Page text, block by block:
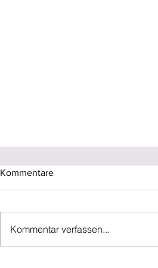
Kommentare
Kommentar verfassen...